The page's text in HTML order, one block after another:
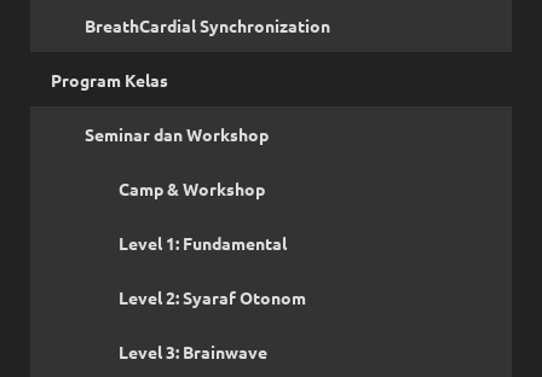
BreathCardial Synchronization
Program Kelas
Seminar dan Workshop
Camp & Workshop
Level 1: Fundamental
Level 2: Syaraf Otonom
Level 3: Brainwave